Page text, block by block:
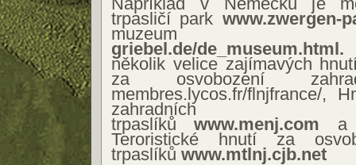
trpasličí park www.zwergen-
griebel.de/de_museum.html.
několik velice zajímavých
za osvobození
membres.lycos.fr/flnjfrance/,
zahradních
trpaslíkůwww.menj.com a
Teroristické hnutí za
trpaslíků www.mtlnj.cjb.net